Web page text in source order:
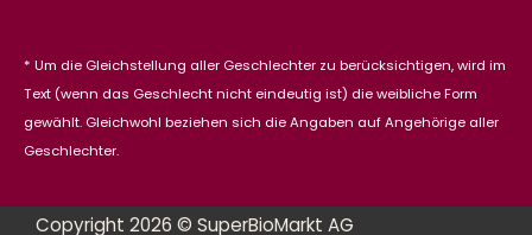
* Um die Gleichstellung aller Geschlechter zu berücksichtigen, wird im
Text (wenn das Geschlecht nicht eindeutig ist) die weibliche Form
gewählt. Gleichwohl beziehen sich die Angaben auf Angehörige aller
Geschlechter.
Copyright 2026 © SuperBioMarkt AG